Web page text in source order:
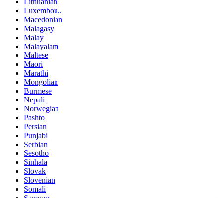
Luxembou..
Macedonian
Malagasy
Malay
Malayalam
Maltese
Maori
Marathi
Mongolian
Burmese
Nepali
Norwegian
Pashto
Persian
Punjabi
Serbian
Sesotho
Sinhala
Slovak
Slovenian
Somali